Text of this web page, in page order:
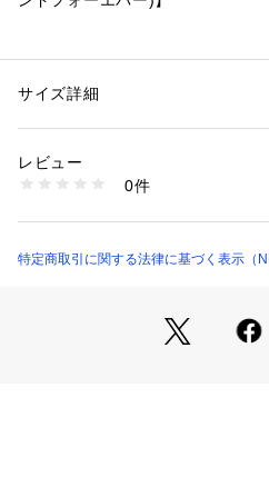
たビニール傘♪
■Size
・「?お気に入りに追加」で再入
などお得な情報を受け取ることが
※詳しい洗濯方法については、商
性別：レディース
素材：ポリエステル(ジャンプ仕様)
商品番号：
5051180360 （ショップ）
サイズ詳細
レビュー
0件
特定商取引に関する法律に基づく表示（